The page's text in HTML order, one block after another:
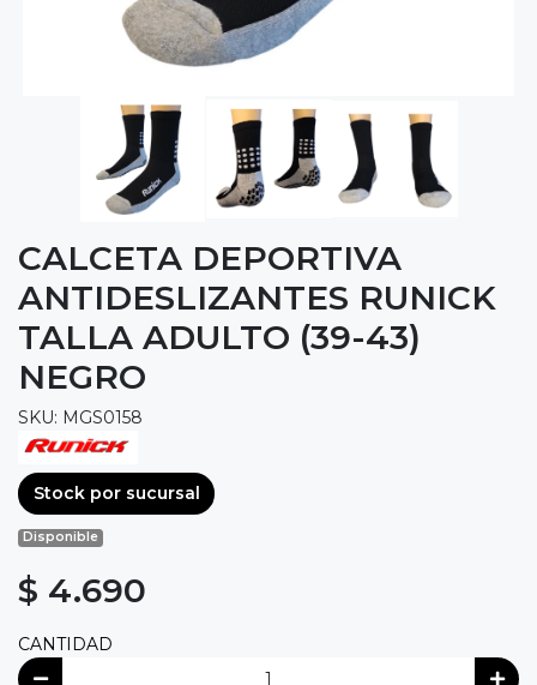
CALCETA DEPORTIVA
ANTIDESLIZANTES RUNICK
TALLA ADULTO (39-43)
NEGRO
SKU: MGS0158
Stock por sucursal
Disponible
$ 4.690
CANTIDAD